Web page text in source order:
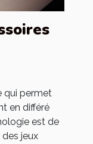
qui permet
en différé
est de
des jeux